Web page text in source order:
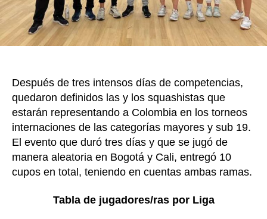
2023
Después de tres intensos días de competencias,
quedaron definidos las y los squashistas que
estarán representando a Colombia en los torneos
internaciones de las categorías mayores y sub 19.
El evento que duró tres días y que se jugó de
manera aleatoria en Bogotá y Cali, entregó 10
cupos en total, teniendo en cuentas ambas ramas.
Tabla de jugadores/ras por Liga